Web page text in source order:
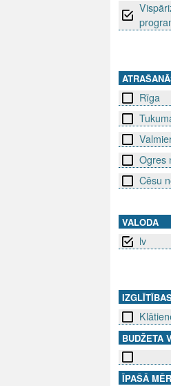
Rīga
Ogres
Cēsu
VALODA
lv
BUDŽETA
ĪPAŠĀ